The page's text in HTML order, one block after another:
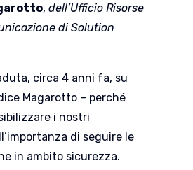
, dell’Ufficio Risorse
di Solution
circa 4 anni fa, su
Magarotto – perché
i nostri
di seguire le
in ambito sicurezza.